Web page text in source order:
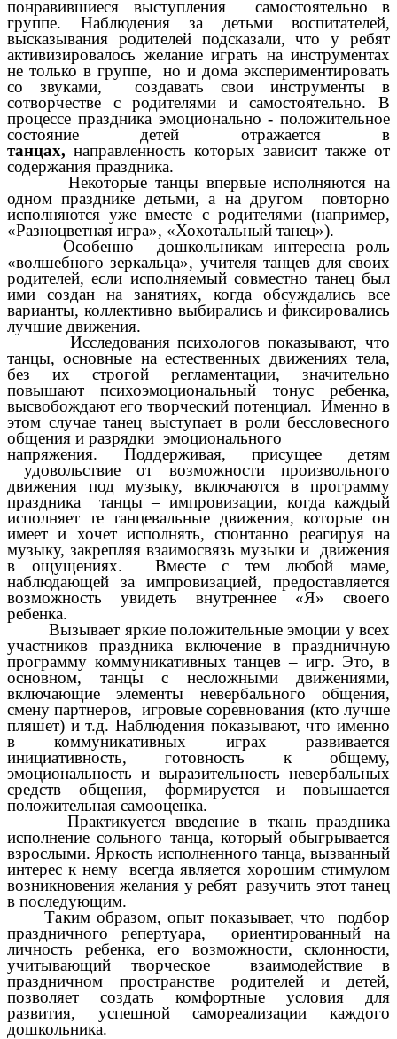
понравившиеся выступления самостоятельно в
группе. Наблюдения за детьми воспитателей,
высказывания родителей подсказали, что у ребят
активизировалось желание играть на инструментах
не только в группе, но и дома экспериментировать
со звуками, создавать свои инструменты в
сотворчестве с родителями и самостоятельно. В
процессе праздника эмоционально - положительное
состояние детей отражается в
танцах, направленность которых зависит также от
содержания праздника.
Некоторые танцы впервые исполняются на
одном празднике детьми, а на другом повторно
исполняются уже вместе с родителями (например,
«Разноцветная игра», «Хохотальный танец»).
Особенно дошкольникам интересна роль
«волшебного зеркальца», учителя танцев для своих
родителей, если исполняемый совместно танец был
ими создан на занятиях, когда обсуждались все
варианты, коллективно выбирались и фиксировались
лучшие движения.
Исследования психологов показывают, что
танцы, основные на естественных движениях тела,
без их строгой регламентации, значительно
повышают психоэмоциональный тонус ребенка,
высвобождают его творческий потенциал. Именно в
этом случае танец выступает в роли бессловесного
общения и разрядки эмоционального
напряжения. Поддерживая, присущее детям
удовольствие от возможности
произвольного
движения под музыку, включаются в программу
праздника танцы – импровизации, когда каждый
исполняет те танцевальные движения, которые он
имеет и хочет исполнять, спонтанно реагируя на
музыку, закрепляя взаимосвязь музыки и движения
в ощущениях. Вместе с тем любой маме,
наблюдающей за импровизацией, предоставляется
возможность увидеть внутреннее «Я» своего
ребенка.
Вызывает яркие положительные эмоции у всех
участников праздника включение в праздничную
программу коммуникативных танцев – игр. Это, в
основном, танцы с несложными движениями,
включающие элементы невербального общения,
смену партнеров, игровые соревнования (кто лучше
пляшет) и т.д. Наблюдения показывают, что именно
в коммуникативных играх развивается
инициативность, готовность к общему,
эмоциональность и выразительность невербальных
средств общения, формируется и повышается
положительная самооценка.
Практикуется введение в ткань праздника
исполнение сольного танца, который обыгрывается
взрослыми. Яркость исполненного танца, вызванный
интерес к нему всегда является хорошим стимулом
возникновения желания у ребят разучить этот танец
в последующим.
Таким образом, опыт показывает, что подбор
праздничного репертуара, ориентированный на
личность ребенка, его возможности, склонности,
учитывающий творческое взаимодействие в
праздничном пространстве родителей и детей,
позволяет создать комфортные условия для
развития, успешной самореализации каждого
дошкольника.